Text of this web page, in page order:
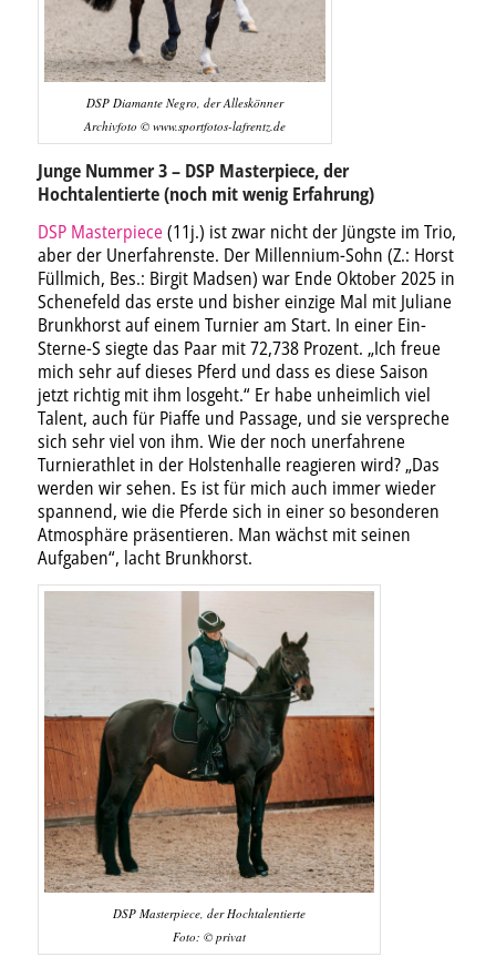
DSP Diamante Negro, der Alleskönner
Archivfoto © www.sportfotos-lafrentz.de
Junge Nummer 3 – DSP Masterpiece, der
Hochtalentierte (noch mit wenig Erfahrung)
DSP Masterpiece (11j.) ist zwar nicht der Jüngste im Trio,
aber der Unerfahrenste. Der Millennium-Sohn (Z.: Horst
Füllmich, Bes.: Birgit Madsen) war Ende Oktober 2025 in
Schenefeld das erste und bisher einzige Mal mit Juliane
Brunkhorst auf einem Turnier am Start. In einer Ein-
Sterne-S siegte das Paar mit 72,738 Prozent. „Ich freue
mich sehr auf dieses Pferd und dass es diese Saison
jetzt richtig mit ihm losgeht.“ Er habe unheimlich viel
Talent, auch für Piaffe und Passage, und sie verspreche
sich sehr viel von ihm. Wie der noch unerfahrene
Turnierathlet in der Holstenhalle reagieren wird? „Das
werden wir sehen. Es ist für mich auch immer wieder
spannend, wie die Pferde sich in einer so besonderen
Atmosphäre präsentieren. Man wächst mit seinen
Aufgaben“, lacht Brunkhorst.
DSP Masterpiece, der Hochtalentierte
Foto: © privat